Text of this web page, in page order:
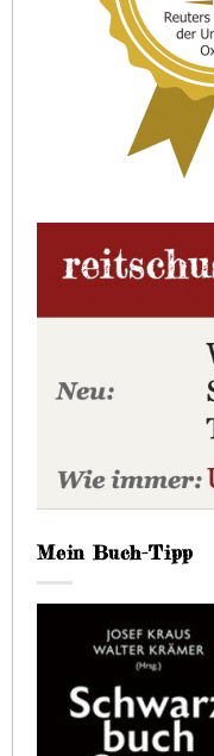
Mein Buch-Tipp